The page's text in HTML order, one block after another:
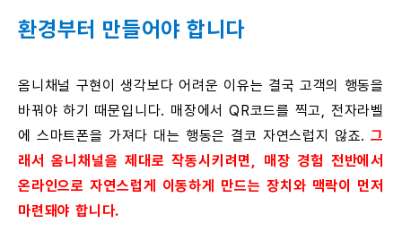
환경부터 만들어야 합니다
옴니채널 구현이 생각보다 어려운 이유는 결국 고객의 행동을
바꿔야 하기 때문입니다. 매장에서 QR코드를 찍고, 전자라벨
에 스마트폰을 가져다 대는 행동은 결코 자연스럽지 않죠.그
래서 옴니채널을 제대로 작동시키려면, 매장 경험 전반에서
온라인으로 자연스럽게 이동하게 만드는 장치와 맥락이 먼저
마련돼야 합니다.